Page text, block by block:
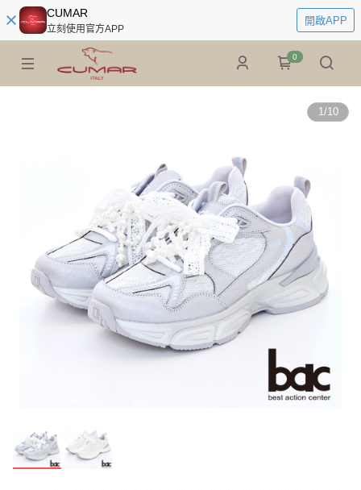
CUMAR
立刻使用官方APP
開啟APP
0
1/10